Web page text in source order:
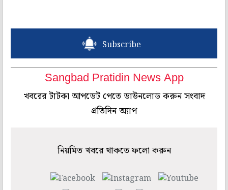
Subscribe
Sangbad Pratidin News App
খবরের টাটকা আপডেট পেতে ডাউনলোড করুন সংবাদ
প্রতিদিন অ্যাপ
নিয়মিত খবরে থাকতে ফলো করুন